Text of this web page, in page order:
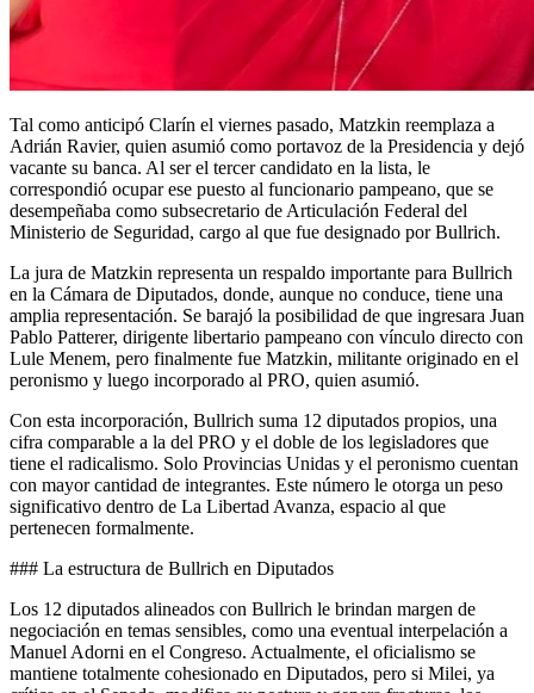
Tal como anticipó Clarín el viernes pasado, Matzkin reemplaza a
Adrián Ravier, quien asumió como portavoz de la Presidencia y dejó
vacante su banca. Al ser el tercer candidato en la lista, le
correspondió ocupar ese puesto al funcionario pampeano, que se
desempeñaba como subsecretario de Articulación Federal del
Ministerio de Seguridad, cargo al que fue designado por Bullrich.
La jura de Matzkin representa un respaldo importante para Bullrich
en la Cámara de Diputados, donde, aunque no conduce, tiene una
amplia representación. Se barajó la posibilidad de que ingresara Juan
Pablo Patterer, dirigente libertario pampeano con vínculo directo con
Lule Menem, pero finalmente fue Matzkin, militante originado en el
peronismo y luego incorporado al PRO, quien asumió.
Con esta incorporación, Bullrich suma 12 diputados propios, una
cifra comparable a la del PRO y el doble de los legisladores que
tiene el radicalismo. Solo Provincias Unidas y el peronismo cuentan
con mayor cantidad de integrantes. Este número le otorga un peso
significativo dentro de La Libertad Avanza, espacio al que
pertenecen formalmente.
### La estructura de Bullrich en Diputados
Los 12 diputados alineados con Bullrich le brindan margen de
negociación en temas sensibles, como una eventual interpelación a
Manuel Adorni en el Congreso. Actualmente, el oficialismo se
mantiene totalmente cohesionado en Diputados, pero si Milei, ya